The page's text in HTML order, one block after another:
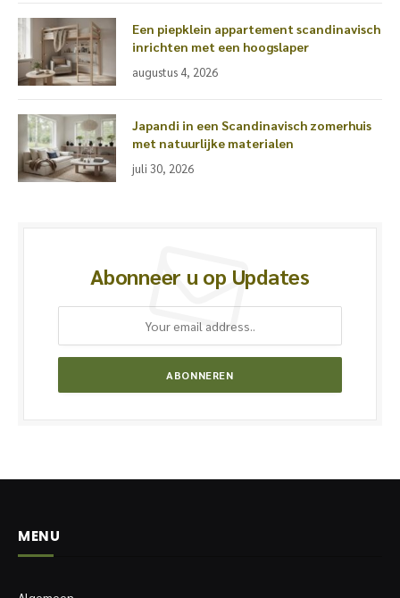
Een piepklein appartement scandinavisch
inrichten met een hoogslaper
augustus 4, 2026
Japandi in een Scandinavisch zomerhuis
met natuurlijke materialen
juli 30, 2026
Abonneer u op Updates
MENU